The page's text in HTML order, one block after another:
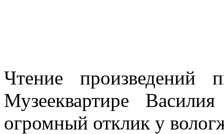
Чтение
Музееквартире
огромный отклик у